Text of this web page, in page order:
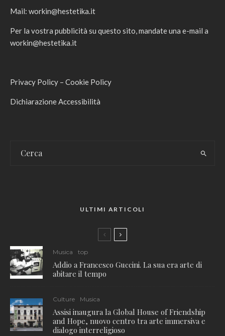
Mail: workin@hestetika.it
Per la vostra pubblicità su questo sito, mandate una e-mail a
workin@hestetika.it
Privacy Policy – Cookie Policy
Dichiarazione Accessibilità
ULTIMI ARTICOLI
Musica top
Addio a Francesco Guccini. La sua era arte di
abitare il tempo
Culture Musica
Assisi inaugura la Global House of Friendship
and Hope, nuovo centro tra arte immersiva e
dialogo interreligioso